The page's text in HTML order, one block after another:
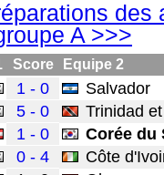
des
A >>>
Score Equipe 2
1 - 0 Salvador
5 - 0 Trinidad
1 - 0 Corée du
0 - 4 Côte